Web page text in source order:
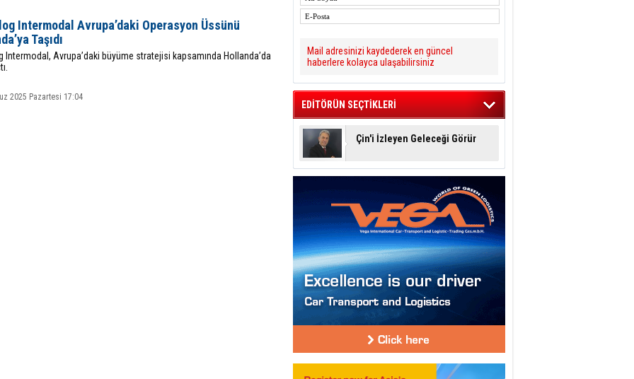
Intermodal Avrupa’daki Operasyon Üssünü
Taşıdı
Intermodal, Avrupa’daki büyüme stratejisi kapsamında Hollanda’da
2025 Pazartesi 17:04
Mail adresinizi kaydederek en güncel
haberlere kolayca ulaşabilirsiniz
EDİTÖRÜN SEÇTİKLERİ
Çin'i İzleyen Geleceği Görür